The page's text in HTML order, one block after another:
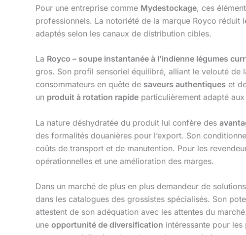
Pour une entreprise comme Mydestockage, ces
professionnels. La notoriété de la marque Royco
adaptés selon les canaux de distribution cibles.
La Royco – soupe instantanée à l’indienne légumes
gros. Son profil sensoriel équilibré, alliant le velouté
consommateurs en quête de saveurs authentiques et
un produit à rotation rapide particulièrement adapté
La nature déshydratée du produit lui confère des
des formalités douanières pour l’export. Son
coûts de transport et de manutention. Pour les
opérationnelles et une amélioration des marges.
Dans un marché de plus en plus demandeur de
dans les catalogues des grossistes spécialisés. Son
attestent de son adéquation avec les attentes du
une opportunité de diversification intéressante pour